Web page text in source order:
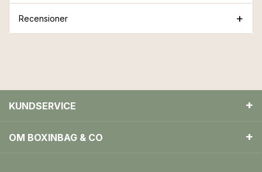
Recensioner
KUNDSERVICE
OM BOXINBAG & CO